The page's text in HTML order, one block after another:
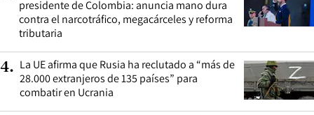
presidente de Colombia: anuncia mano dura
contra el narcotráfico, megacárceles y reforma
tributaria
4. La UE afirma que Rusia ha reclutado a “más de
28.000 extranjeros de 135 países” para
combatir en Ucrania